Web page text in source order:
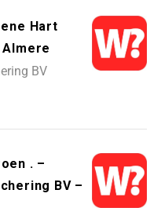
Hart
BV
. –
BV –